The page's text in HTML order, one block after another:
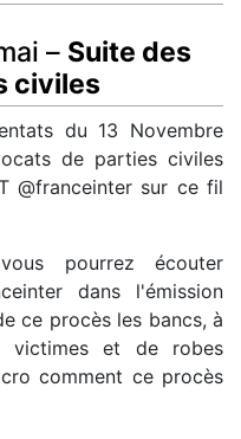
– Suite des
civiles
du 13 Novembre
de parties civiles
@franceinter sur ce fil
pourrez écouter
dans l'émission
ce procès les bancs, à
victimes et de robes
comment ce procès